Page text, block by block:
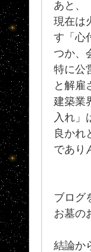
あと、
現在は
す「心
つか、
特に公
と解雇
建築業
入れ」
良かれ
であり
ブログ
お墓の
結論か